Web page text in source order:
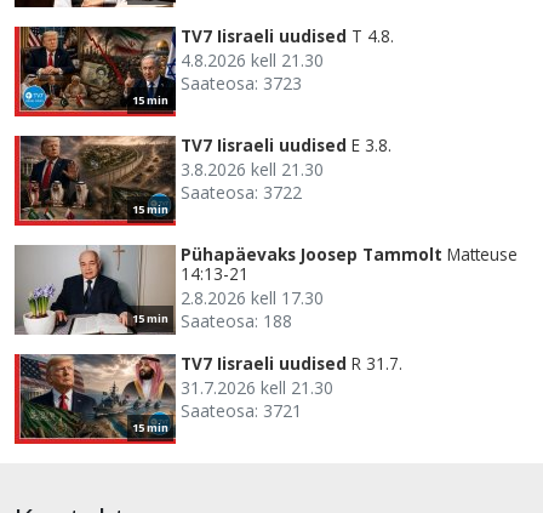
15 min
TV7 Iisraeli uudised T 4.8.
4.8.2026 kell 21.30
Saateosa: 3723
15 min
TV7 Iisraeli uudised E 3.8.
3.8.2026 kell 21.30
Saateosa: 3722
15 min
Pühapäevaks Joosep Tammolt Matteuse
14:13-21
2.8.2026 kell 17.30
Saateosa: 188
15 min
TV7 Iisraeli uudised R 31.7.
31.7.2026 kell 21.30
Saateosa: 3721